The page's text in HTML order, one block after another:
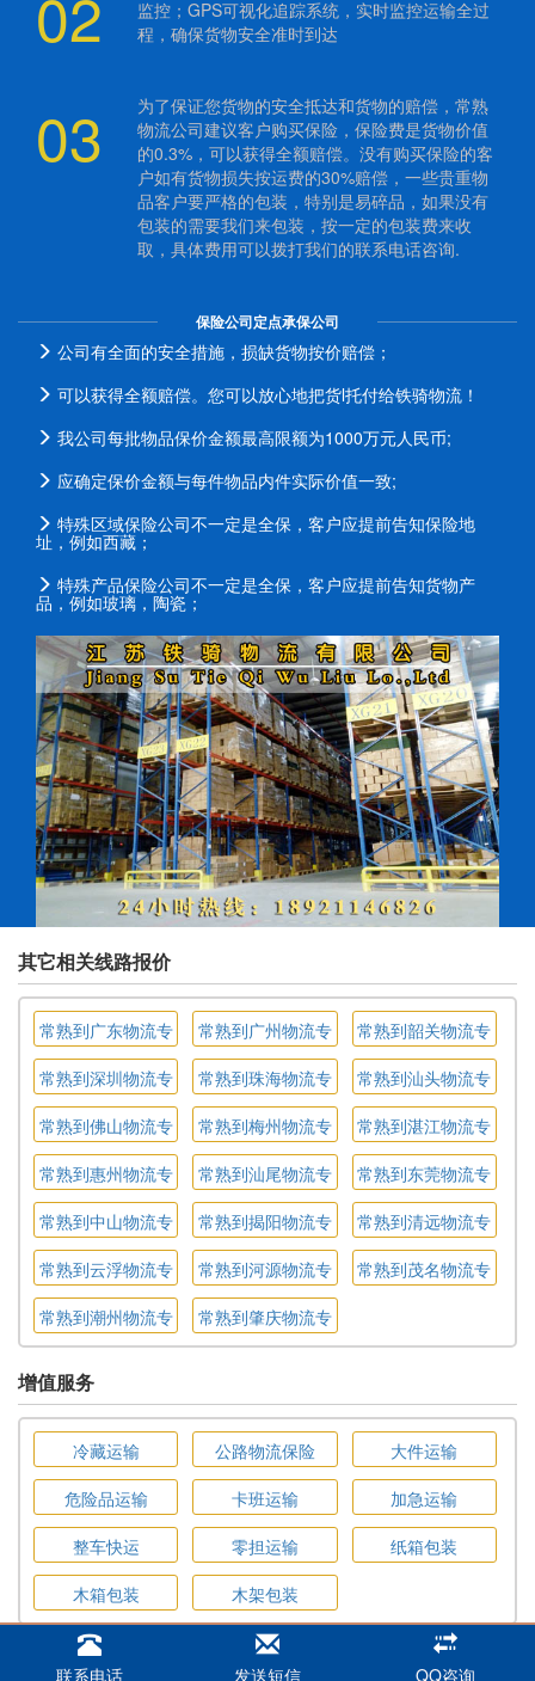
监控；GPS可视化追踪系统，实时监控运输全过
程，确保货物安全准时到达
03
为了保证您货物的安全抵达和货物的赔偿，常熟
物流公司建议客户购买保险，保险费是货物价值
的0.3%，可以获得全额赔偿。没有购买保险的客
户如有货物损失按运费的30%赔偿，一些贵重物
品客户要严格的包装，特别是易碎品，如果没有
包装的需要我们来包装，按一定的包装费来收
取，具体费用可以拨打我们的联系电话咨询.
保险公司定点承保公司
公司有全面的安全措施，损缺货物按价赔偿；
可以获得全额赔偿。您可以放心地把货l托付给铁骑物流！
我公司每批物品保价金额最高限额为1000万元人民币;
应确定保价金额与每件物品内件实际价值一致;
特殊区域保险公司不一定是全保，客户应提前告知保险地
址，例如西藏；
特殊产品保险公司不一定是全保，客户应提前告知货物产
品，例如玻璃，陶瓷；
其它相关线路报价
常熟到广东物流专
线
常熟到广州物流专
线
常熟到韶关物流专
线
常熟到深圳物流专
线
常熟到珠海物流专
线
常熟到汕头物流专
线
常熟到佛山物流专
线
常熟到梅州物流专
线
常熟到湛江物流专
线
常熟到惠州物流专
线
常熟到汕尾物流专
线
常熟到东莞物流专
线
常熟到中山物流专
线
常熟到揭阳物流专
线
常熟到清远物流专
线
常熟到云浮物流专
线
常熟到河源物流专
线
常熟到茂名物流专
常熟到潮州物流专
线
常熟到肇庆物流专
线
增值服务
冷藏运输 公路物流保险
大件运输
危险品运输
卡班运输
加急运输
整车快运
零担运输
纸箱包装
木箱包装
木架包装
联系电话 发送短信 QQ咨询
版权所有：铁骑物流 地址：中国·常熟·丰树物流园 电话：0510-
82461432 微信号：18921146826